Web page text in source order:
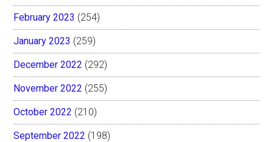
February 2023 (254)
January 2023 (259)
December 2022 (292)
November 2022 (255)
October 2022 (210)
September 2022 (198)